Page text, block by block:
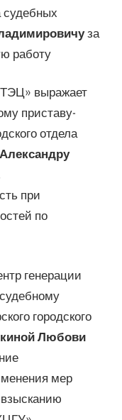
судебных
за
работу
выражает
приставу-
отдела
при
по
генерации
городского
Любови
мер